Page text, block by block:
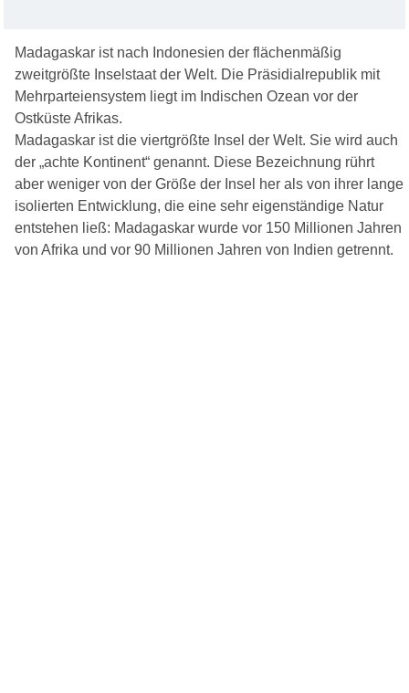
Madagaskar ist nach Indonesien der flächenmäßig
zweitgrößte Inselstaat der Welt. Die Präsidialrepublik mit
Mehrparteiensystem liegt im Indischen Ozean vor der
Ostküste Afrikas.
Madagaskar ist die viertgrößte Insel der Welt. Sie wird auch
der „achte Kontinent“ genannt. Diese Bezeichnung rührt
aber weniger von der Größe der Insel her als von ihrer lange
isolierten Entwicklung, die eine sehr eigenständige Natur
entstehen ließ: Madagaskar wurde vor 150 Millionen Jahren
von Afrika und vor 90 Millionen Jahren von Indien getrennt.